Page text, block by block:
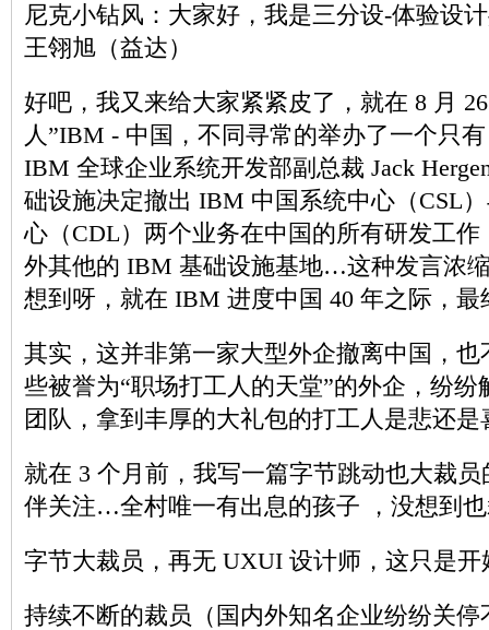
尼克小钻风：大家好，我是三分设-体验设
王翎旭（益达）
好吧，我又来给大家紧紧皮了，就在 8 月
人”IBM - 中国，不同寻常的举办了一个只
IBM 全球企业系统开发部副总裁 Jack
础设施决定撤出 IBM 中国系统中心（CSL
心（CDL）两个业务在中国的所有研发工
外其他的 IBM 基础设施基地…这种发言浓
想到呀，就在 IBM 进度中国 40 年之际，
其实，这并非第一家大型外企撤离中国，
些被誉为“职场打工人的天堂”的外企，纷纷
团队，拿到丰厚的大礼包的打工人是悲还是
就在 3 个月前，我写一篇字节跳动也大裁
伴关注…全村唯一有出息的孩子 ，没想到
字节大裁员，再无 UXUI 设计师，这只是开
持续不断的裁员（国内外知名企业纷纷关